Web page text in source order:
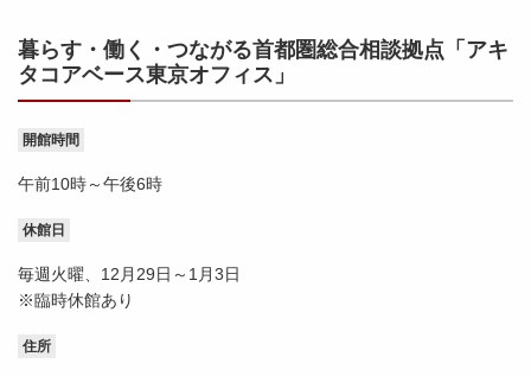
暮らす・働く・つながる首都圏総合相談拠点「アキ
タコアベース東京オフィス」
開館時間
午前10時～午後6時
休館日
毎週火曜、12月29日～1月3日
※臨時休館あり
住所